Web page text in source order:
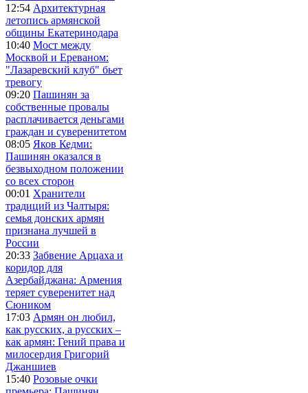
12:54 Архитектурная
летопись армянской
общины Екатеринодара
10:40 Мост между
Москвой и Ереваном:
"Лазаревский клуб" бьет
тревогу
09:20 Пашинян за
собственные провалы
расплачивается деньгами
граждан и суверенитетом
08:05 Яков Кедми:
Пашинян оказался в
безвыходном положении
со всех сторон
00:01 Хранители
традиций из Чалтыря:
семья донских армян
признана лучшей в
России
20:33 Забвение Арцаха и
коридор для
Азербайджана: Армения
теряет суверенитет над
Сюником
17:03 Армян он любил,
как русских, а русских –
как армян: Гений права и
милосердия Григорий
Джаншиев
15:40 Розовые очки